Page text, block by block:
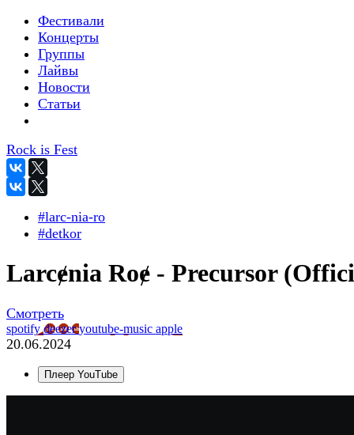
Фестивали
Концерты
Группы
Лайвы
Новости
Статьи
Rock is Fest
#larc-nia-ro
#detkor
Larcɇnia Roɇ - Precursor
Смотреть
spotifydeezeryoutube-music apple
20.06.2024
Плеер YouTube